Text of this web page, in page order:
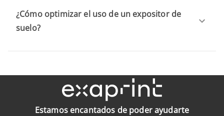
¿Cómo optimizar el uso de un expositor de
suelo?
Estamos encantados de poder ayudarte